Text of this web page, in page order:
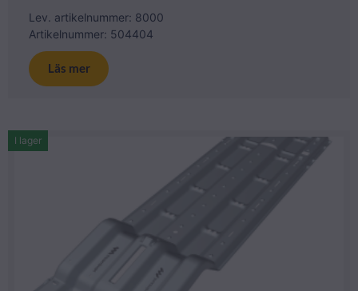
Lev. artikelnummer: 8000
Artikelnummer: 504404
Läs mer
I lager